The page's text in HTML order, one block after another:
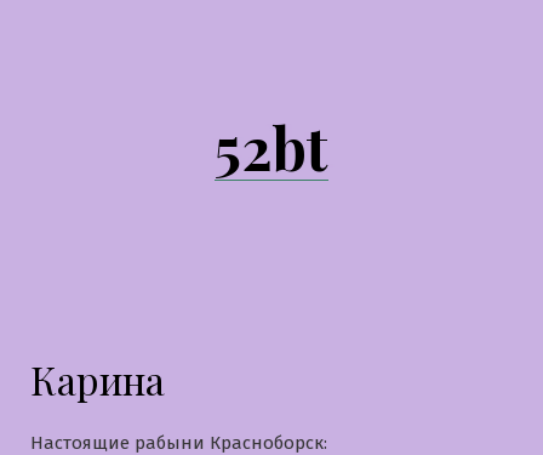
52bt
Карина
Настоящие рабыни Красноборск: